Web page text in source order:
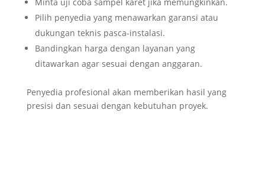
Pilih penyedia yang menawarkan garansi atau
dukungan teknis pasca-instalasi.
Bandingkan harga dengan layanan yang
ditawarkan agar sesuai dengan anggaran.
Penyedia profesional akan memberikan hasil yang
presisi dan sesuai dengan kebutuhan proyek.